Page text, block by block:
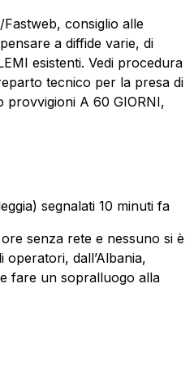
consiglio alle
a diffide varie, di
esistenti. Vedi procedura
tecnico per la presa di
provvigioni A 60 GIORNI,
segnalati 10 minuti fa
senza rete e nessuno si è
operatori, dall’Albania,
fare un sopralluogo alla